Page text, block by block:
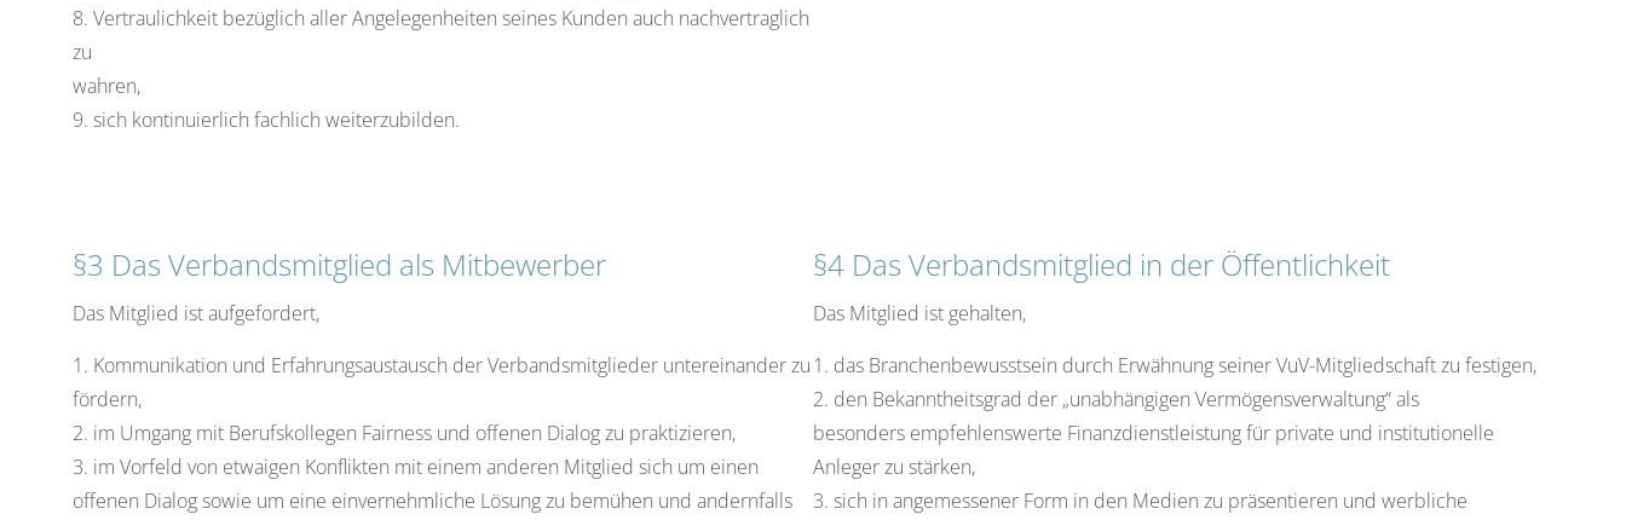
8. Vertraulichkeit bezüglich aller Angelegenheiten seines Kunden auch nachvertraglich
zu
wahren,
9. sich kontinuierlich fachlich weiterzubilden.
§3 Das Verbandsmitglied als Mitbewerber
Das Mitglied ist aufgefordert,
1. Kommunikation und Erfahrungsaustausch der Verbandsmitglieder untereinander zu
fördern,
2. im Umgang mit Berufskollegen Fairness und offenen Dialog zu praktizieren,
3. im Vorfeld von etwaigen Konflikten mit einem anderen Mitglied sich um einen
offenen Dialog sowie um eine einvernehmliche Lösung zu bemühen und andernfalls
§4 Das Verbandsmitglied in der Öffentlichkeit
Das Mitglied ist gehalten,
1. das Branchenbewusstsein durch Erwähnung seiner VuV-Mitgliedschaft zu festigen,
2. den Bekanntheitsgrad der „unabhängigen Vermögensverwaltung“ als
besonders empfehlenswerte Finanzdienstleistung für private und institutionelle
Anleger zu stärken,
3. sich in angemessener Form in den Medien zu präsentieren und werbliche